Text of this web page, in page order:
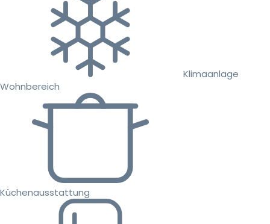
Klimaanlage
Wohnbereich
Küchenausstattung